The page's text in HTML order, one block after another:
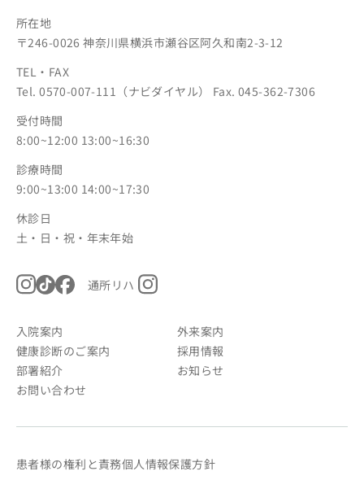
所在地
〒246-0026 神奈川県横浜市瀬谷区阿久和南2-3-12
TEL・FAX
Tel. 0570-007-111（ナビダイヤル） Fax. 045-362-7306
受付時間
8:00~12:00 13:00~16:30
診療時間
9:00~13:00 14:00~17:30
休診日
土・日・祝・年末年始
通所リハ
入院案内
外来案内
健康診断のご案内
採用情報
部署紹介
お知らせ
お問い合わせ
患者様の権利と責務個人情報保護方針